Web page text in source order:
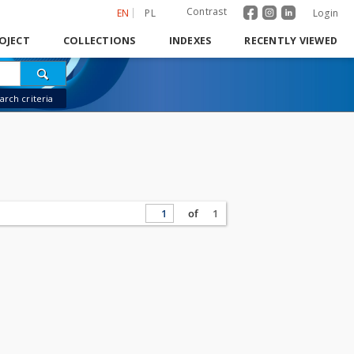
EN PL Contrast Login
COLLECTIONS INDEXES RECENTLY VIEWED
criteria
of 1